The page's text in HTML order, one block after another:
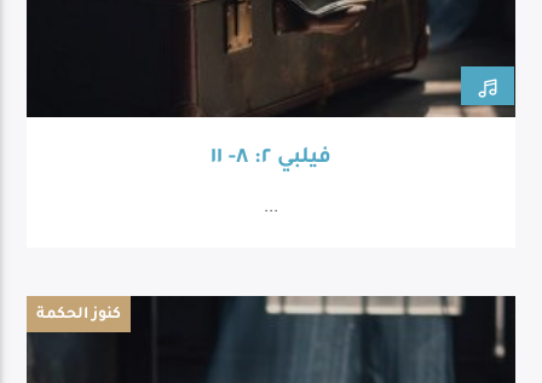
فيلبي ٢: ٨- ١١
...
كنوز الحكمة